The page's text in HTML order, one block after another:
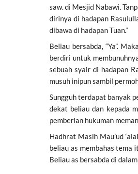
saw. di Mesjid Nabawi.
dirinya di hadapan
dibawa di hadapan Tuan.”
Beliau bersabda, “Ya”.
berdiri untuk
sebuah syair di hadapan
musuh inipun sambil
Sungguh terdapat banyak
dekat beliau dan kepada
pemberian hukuman
Hadhrat Masih Mau’ud
beliau as membahas tema
Beliau as bersabda di